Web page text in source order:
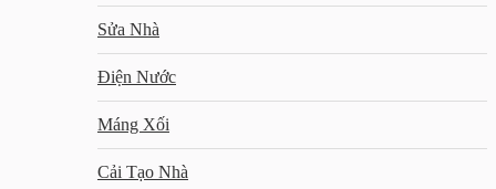
Sửa Nhà
Điện Nước
Máng Xối
Cải Tạo Nhà